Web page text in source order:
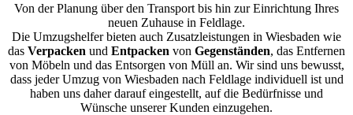
Von der Planung über den Transport bis hin zur Einrichtung Ihres
neuen Zuhause in Feldlage.
Die Umzugshelfer bieten auch Zusatzleistungen in Wiesbaden wie
das Verpacken und Entpacken von Gegenständen, das Entfernen
von Möbeln und das Entsorgen von Müll an. Wir sind uns bewusst,
dass jeder Umzug von Wiesbaden nach Feldlage individuell ist und
haben uns daher darauf eingestellt, auf die Bedürfnisse und
Wünsche unserer Kunden einzugehen.